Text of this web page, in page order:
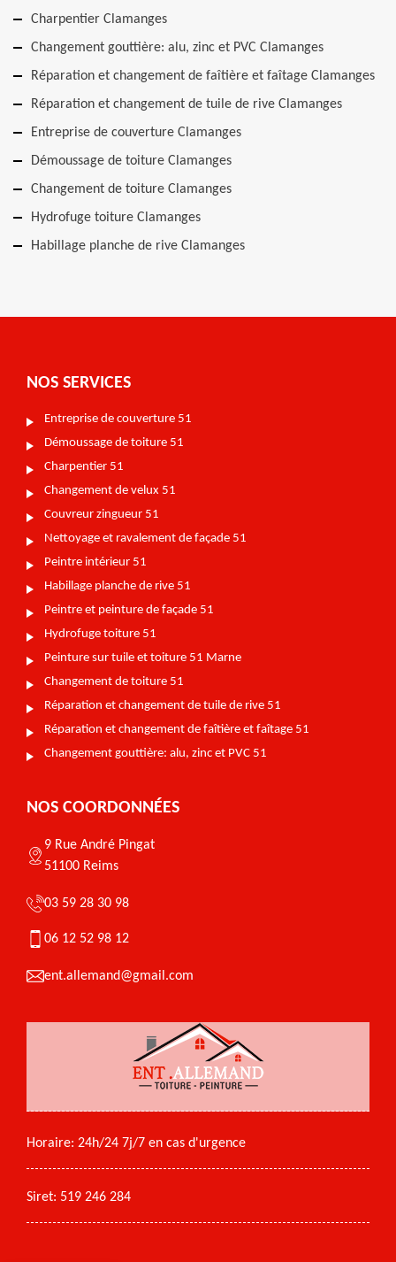
Charpentier Clamanges
Changement gouttière: alu, zinc et PVC Clamanges
Réparation et changement de faîtière et faîtage Clamanges
Réparation et changement de tuile de rive Clamanges
Entreprise de couverture Clamanges
Démoussage de toiture Clamanges
Changement de toiture Clamanges
Hydrofuge toiture Clamanges
Habillage planche de rive Clamanges
NOS SERVICES
Entreprise de couverture 51
Démoussage de toiture 51
Charpentier 51
Changement de velux 51
Couvreur zingueur 51
Nettoyage et ravalement de façade 51
Peintre intérieur 51
Habillage planche de rive 51
Peintre et peinture de façade 51
Hydrofuge toiture 51
Peinture sur tuile et toiture 51 Marne
Changement de toiture 51
Réparation et changement de tuile de rive 51
Réparation et changement de faîtière et faîtage 51
Changement gouttière: alu, zinc et PVC 51
NOS COORDONNÉES
9 Rue André Pingat
51100 Reims
03 59 28 30 98
06 12 52 98 12
ent.allemand@gmail.com
Horaire: 24h/24 7j/7 en cas d'urgence
Siret: 519 246 284